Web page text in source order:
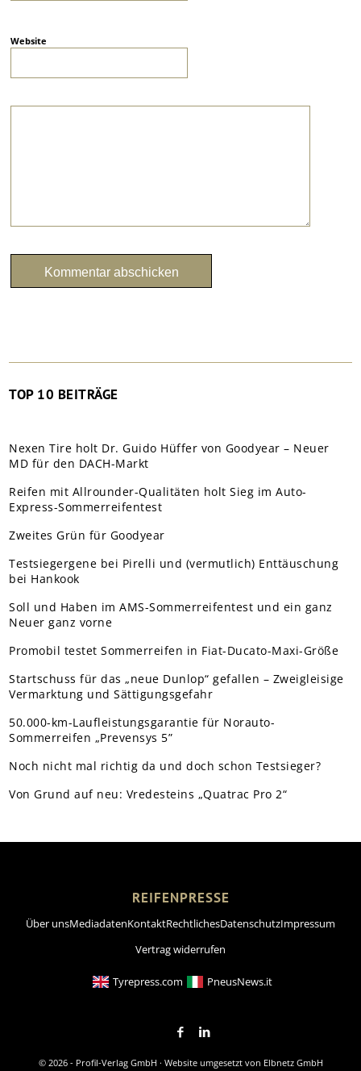
Website
TOP 10 BEITRÄGE
Nexen Tire holt Dr. Guido Hüffer von Goodyear – Neuer
MD für den DACH-Markt
Reifen mit Allrounder-Qualitäten holt Sieg im Auto-
Express-Sommerreifentest
Zweites Grün für Goodyear
Testsiegergene bei Pirelli und (vermutlich) Enttäuschung
bei Hankook
Soll und Haben im AMS-Sommerreifentest und ein ganz
Neuer ganz vorne
Promobil testet Sommerreifen in Fiat-Ducato-Maxi-Größe
Startschuss für das „neue Dunlop“ gefallen – Zweigleisige
Vermarktung und Sättigungsgefahr
50.000-km-Laufleistungsgarantie für Norauto-
Sommerreifen „Prevensys 5”
Noch nicht mal richtig da und doch schon Testsieger?
Von Grund auf neu: Vredesteins „Quatrac Pro 2“
REIFENPRESSE
Über unsMediadatenKontaktRechtlichesDatenschutzImpressum
Vertrag widerrufen
Tyrepress.com PneusNews.it
© 2026 - Profil-Verlag GmbH · Website umgesetzt von Elbnetz GmbH